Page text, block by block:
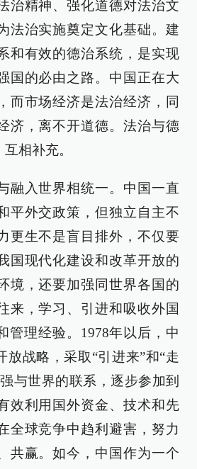
治精神、强化道德对法治文
法治实施奠定文化基础。建
和有效的德治系统，是实现
国的必由之路。中国正在大
而市场经济是法治经济，同
济，离不开道德。法治与德
相补充。
融入世界相统一。中国一直
平外交政策，但独立自主不
更生不是盲目排外，不仅要
国现代化建设和改革开放的
境，还要加强同世界各国的
来，学习、引进和吸收外国
管理经验。1978年以后，中
放战略，采取“引进来”和“走
与世界的联系，逐步参加到
效利用国外资金、技术和先
全球竞争中趋利避害，努力
共赢。如今，中国作为一个